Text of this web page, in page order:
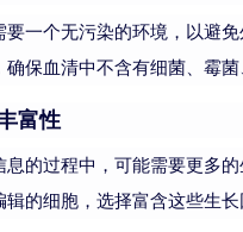
一个无污染的环境，以避
保血清中不含有细菌、霉
富性
的过程中，可能需要更多
的细胞，选择富含这些生